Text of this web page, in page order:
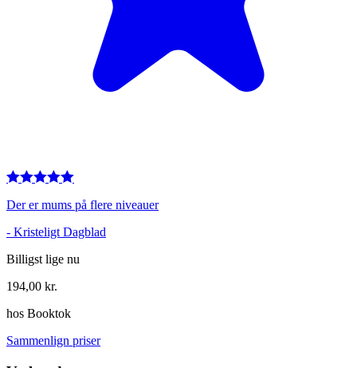
Der er mums på flere niveauer
- Kristeligt Dagblad
Billigst lige nu
194,00 kr.
hos Booktok
Sammenlign priser